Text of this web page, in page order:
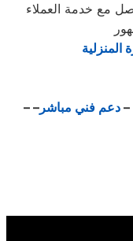
مع خدمة العملاء
المنزلية
–
– دعم فني مباشر –